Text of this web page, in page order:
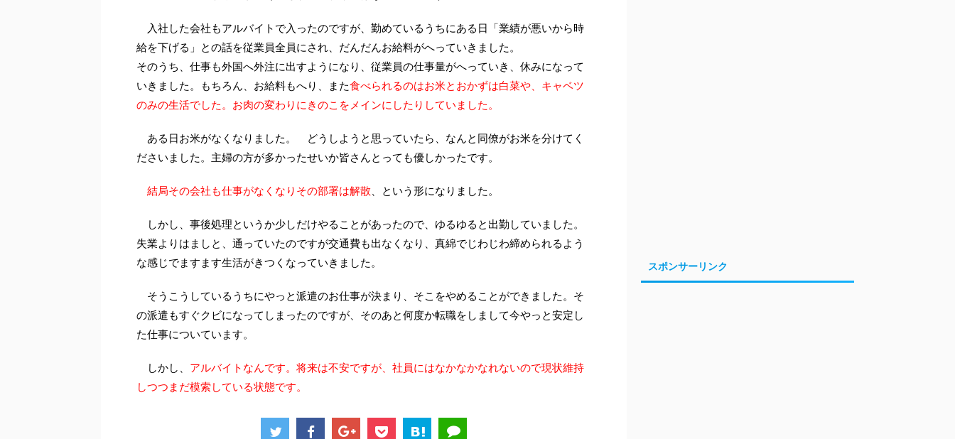
入社した会社もアルバイトで入ったのですが、勤めているうちにある日「業績が悪いから時
給を下げる」との話を従業員全員にされ、だんだんお給料がへっていきました。
そのうち、仕事も外国へ外注に出すようになり、従業員の仕事量がへっていき、休みになって
いきました。もちろん、お給料もへり、また食べられるのはお米とおかずは白菜や、キャベツ
のみの生活でした。お肉の変わりにきのこをメインにしたりしていました。
ある日お米がなくなりました。 どうしようと思っていたら、なんと同僚がお米を分けてく
ださいました。主婦の方が多かったせいか皆さんとっても優しかったです。
結局その会社も仕事がなくなりその部署は解散 、という形になりました。
しかし、事後処理というか少しだけやることがあったので、ゆるゆると出勤していました。
失業よりはましと、通っていたのですが交通費も出なくなり、真綿でじわじわ締められるよう
な感じでますます生活がきつくなっていきました。
そうこうしているうちにやっと派遣のお仕事が決まり、そこをやめることができました。そ
の派遣もすぐクビになってしまったのですが、そのあと何度か転職をしまして今やっと安定し
た仕事についています。
しかし、 アルバイトなんです。将来は不安ですが、社員にはなかなかなれないので現状維持
しつつまだ模索している状態です。
スポンサーリンク